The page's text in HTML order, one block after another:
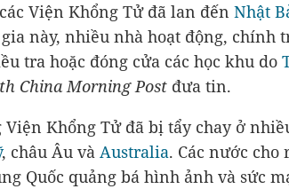
Viện Khổng Tử đã lan đến Nhật
này, nhiều nhà hoạt động, chính
tra hoặc đóng cửa các học khu do
China Morning Post đưa tin.
Viện Khổng Tử đã bị tẩy chay ở
, châu Âu và Australia. Các nước cho
Quốc quảng bá hình ảnh và sức